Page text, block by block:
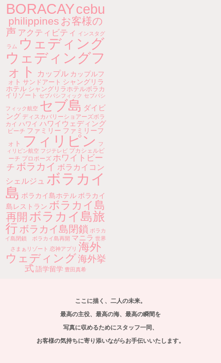
BORACAYcebu
philippines お客様の
声 アクティビティ インスタグ
ラム ウェディング
ウェディングフ
ォト
カップル カップルフ
ォト サンドアート シャングリラ
ホテル シャングリラホテルボラカ
イリゾート セブパシフィック セブパシ
フィック航空 セブ島 ダイビ
ング ディスカバリーショアーズボラ
カイ ハワイ ハワイウェディング
ビーチ ファミリー ファミリーフ
ォト フィリピン フ
ィリピン航空 フジテレビ プカシェルビ
ーチ プロポーズ ホワイトビー
チ ボラカイ ボラカイコン
シェルジュ ボラカイ
島 ボラカイ島ホテル ボラカイ
島レストラン ボラカイ島
再開 ボラカイ島旅
行 ボラカイ島閉鎖 ボラカ
イ島閉鎖 ボラカイ島再開 マニラ 世界
さまぁリゾート 恋神アプリ 海外
ウェディング海外挙
式 語学留学 豊田真希
ここに描く、二人の未来。
最高の主役、最高の海、最高の瞬間を
写真に収めるためにスタッフ一同、
お客様の気持ちに寄り添いながらお手伝いいたします。